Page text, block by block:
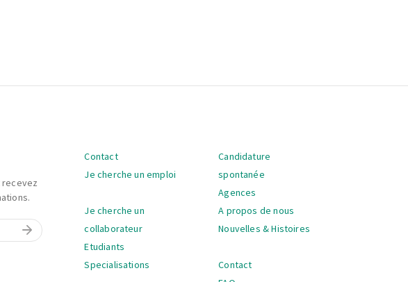
La
Contact
Je cherche un emploi
Je cherche un
collaborateur
Etudiants
Specialisations
Candidature
spontanée
Agences
A propos de nous
Nouvelles & Histoires
Contact